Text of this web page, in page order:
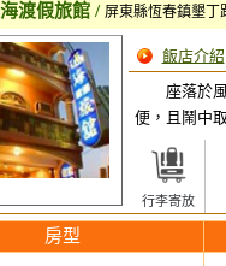
渡假旅館 / 屏東縣恆春鎮墾丁
飯店介紹
座落於
便，且鬧中
行李寄放
房型